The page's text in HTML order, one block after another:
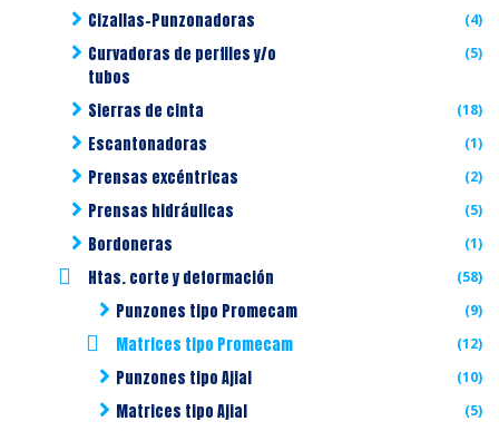
Cizallas-Punzonadoras (4)
Curvadoras de perfiles y/o
tubos
(5)
Sierras de cinta (18)
Escantonadoras (1)
Prensas excéntricas (2)
Prensas hidráulicas (5)
Bordoneras (1)
Htas. corte y deformación (58)
Punzones tipo Promecam (9)
Matrices tipo Promecam (12)
Punzones tipo Ajial (10)
Matrices tipo Ajial (5)